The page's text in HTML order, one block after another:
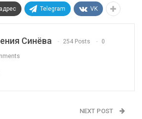
Telegram VK
Синёва 254 Posts 0
NEXT POST